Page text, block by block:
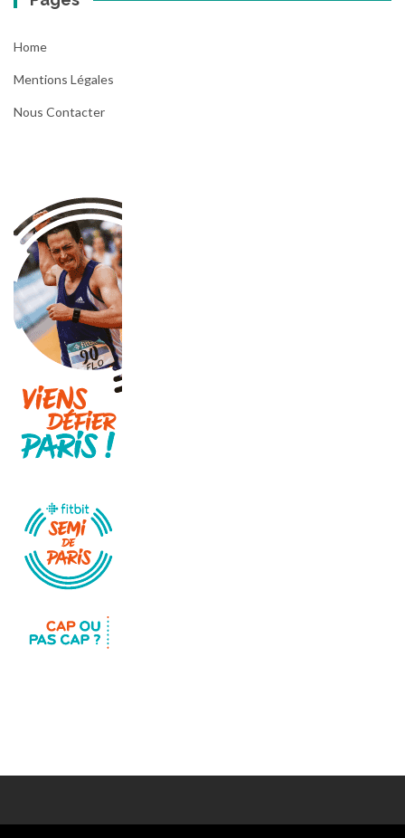
Home
Mentions Légales
Nous Contacter